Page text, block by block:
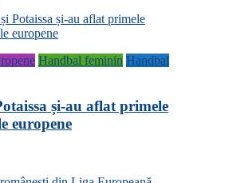
Handbal feminin Handbal
și-au aflat primele
europene